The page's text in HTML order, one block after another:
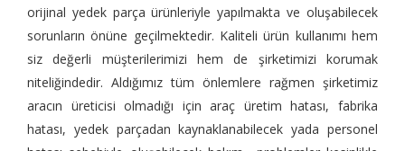
orijinal yedek parça ürünleriyle yapılmakta ve oluşabilecek
sorunların önüne geçilmektedir. Kaliteli ürün kullanımı hem
siz değerli müşterilerimizi hem de şirketimizi korumak
niteliğindedir. Aldığımız tüm önlemlere rağmen şirketimiz
aracın üreticisi olmadığı için araç üretim hatası, fabrika
hatası, yedek parçadan kaynaklanabilecek yada personel